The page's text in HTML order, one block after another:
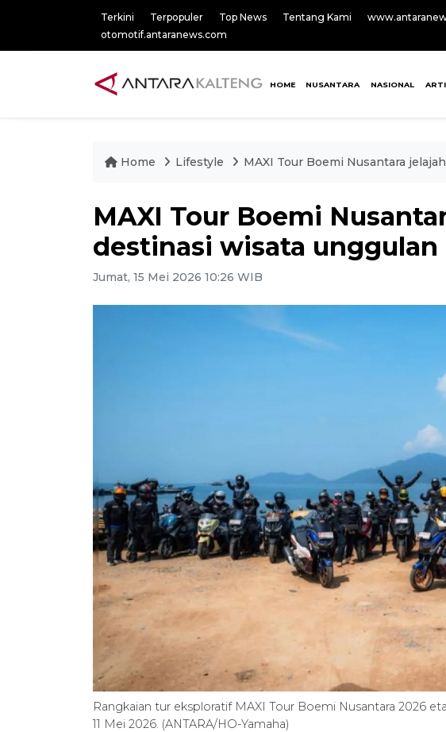
Terkini Terpopuler Top News Tentang Kami
otomotif.antaranews.com
HOME NUSANTARA NASIONAL
Home Lifestyle MAXI Tour Boemi Nusantara
MAXI Tour Boemi
destinasi wisata unggulan
Jumat, 15 Mei 2026 10:26 WIB
Rangkaian tur eksploratif MAXI Tour Boemi Nusantara 2026
11 Mei 2026. (ANTARA/HO-Yamaha)